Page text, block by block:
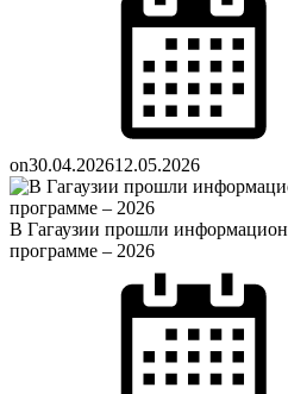
on30.04.202612.05.2026
В Гагаузии прошли
программе – 2026